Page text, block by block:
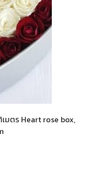
มตร Heart rose box,